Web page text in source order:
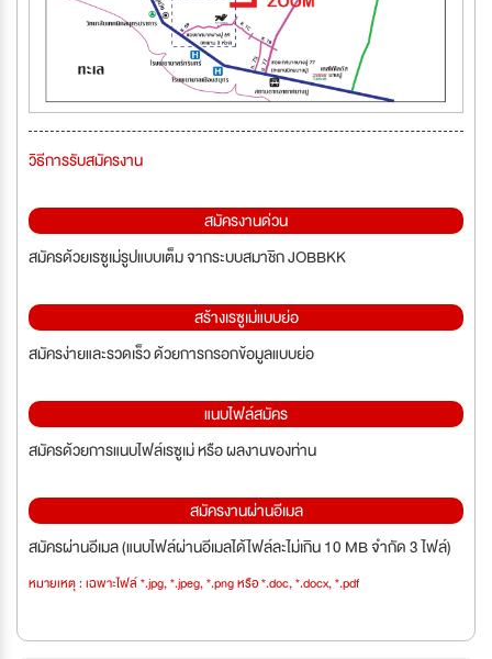
วิธีการรับสมัครงาน
สมัครงานด่วน
สมัครด้วยเรซูเม่รูปแบบเต็ม จากระบบสมาชิก JOBBKK
สร้างเรซูเม่แบบย่อ
สมัครง่ายและรวดเร็ว ด้วยการกรอกข้อมูลแบบย่อ
แนบไฟล์สมัคร
สมัครด้วยการแนบไฟล์เรซูเม่ หรือ ผลงานของท่าน
สมัครงานผ่านอีเมล
สมัครผ่านอีเมล (แนบไฟล์ผ่านอีเมลได้ไฟล์ละไม่เกิน 10 MB จำกัด 3 ไฟล์)
หมายเหตุ : เฉพาะไฟล์ *.jpg, *.jpeg, *.png หรือ *.doc, *.docx, *.pdf